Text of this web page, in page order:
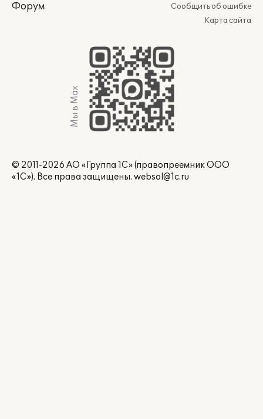
Форум
Сообщить об ошибке
Карта сайта
Мы в Max
© 2011-2026 АО «Группа 1С» (правопреемник ООО
«1С»). Все права защищены. websol@1c.ru